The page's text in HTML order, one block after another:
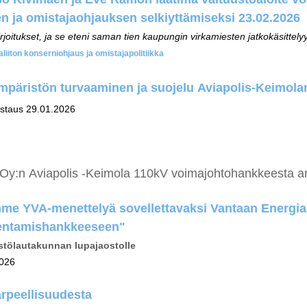
ja omistajaohjauksen selkiyttämiseksi 23.02.2026
ja se eteni saman tien kaupungin virkamiesten
konserniohjaus ja omistajapolitiikka
turvaaminen ja suojelu Aviapolis-
29.01.2026
Aviapolis -Keimola 110kV voimajohtohankkeesta
YVA-menettelyä sovellettavaksi Vantaan
lupajaostolle